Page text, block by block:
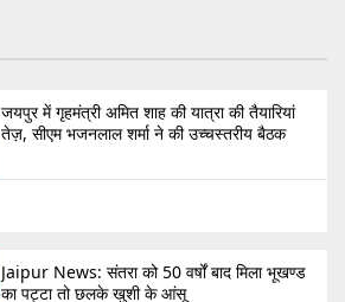
जयपुर में गृहमंत्री अमित शाह की यात्रा की तैयारियां
तेज़, सीएम भजनलाल शर्मा ने की उच्चस्तरीय बैठक
Jaipur News: संतरा को 50 वर्षों बाद मिला भूखण्ड
का पट्टा तो छलके खुशी के आंसू